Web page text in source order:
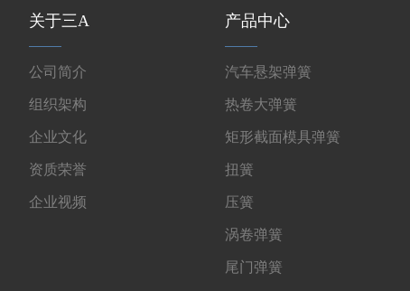
关于三A
公司简介
组织架构
企业文化
资质荣誉
企业视频
产品中心
汽车悬架弹簧
热卷大弹簧
矩形截面模具弹簧
扭簧
压簧
涡卷弹簧
尾门弹簧